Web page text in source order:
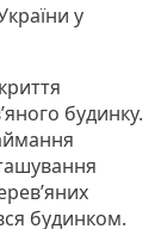
у
будинку.
будинком.